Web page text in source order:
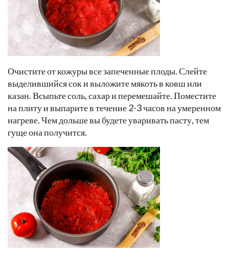
Очистите от кожуры все запеченные плоды. Слейте
выделившийся сок и выложите мякоть в ковш или
казан. Всыпьте соль, сахар и перемешайте. Поместите
на плиту и выпарите в течение 2-3 часов на умеренном
нагреве. Чем дольше вы будете уваривать пасту, тем
гуще она получится.